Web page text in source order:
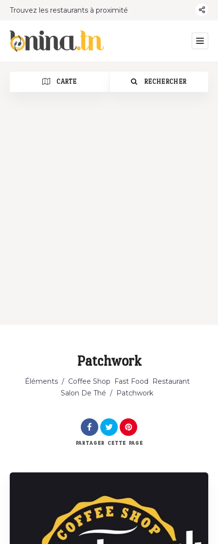
Trouvez les restaurants à proximité
CARTE RECHERCHER
Catégorie
Patchwork
Éléments / Coffee Shop Fast Food
Restaurant
Salon De Thé / Patchwork
PARTAGER CETTE PAGE